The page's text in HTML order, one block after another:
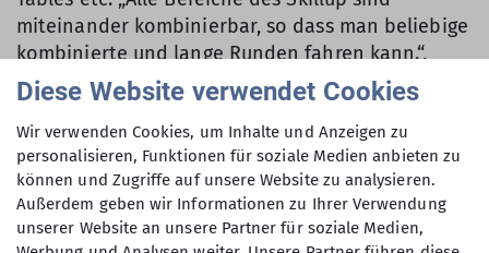
miteinander kombinierbar, so dass man beliebige
kombinierte und lange Runden fahren kann.“,
erklärte Robert Rieger. Der Schwierigkeitsgrad in
einzelnen Sektionen kann beispielsweise über die
Linienführung mit Hütchen durch einen Trainer
angepasst werden. Und er nannte eine stolze
Zahl: 8.000 m³ Material müssen auf das Gelände
eingebracht werden, um die Hügel des Skillup zu
modellieren.
Diese Website verwendet Cookies
Wir verwenden Cookies, um Inhalte und Anzeigen zu
personalisieren, Funktionen für soziale Medien anbieten zu
können und Zugriffe auf unsere Website zu analysieren.
Außerdem geben wir Informationen zu Ihrer Verwendung
unserer Website an unsere Partner für soziale Medien,